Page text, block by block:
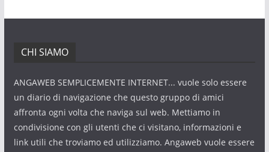
CHI SIAMO
ANGAWEB SEMPLICEMENTE INTERNET... vuole solo essere
un diario di navigazione che questo gruppo di amici
affronta ogni volta che naviga sul web. Mettiamo in
condivisione con gli utenti che ci visitano, informazioni e
link utili che troviamo ed utilizziamo. Angaweb vuole essere